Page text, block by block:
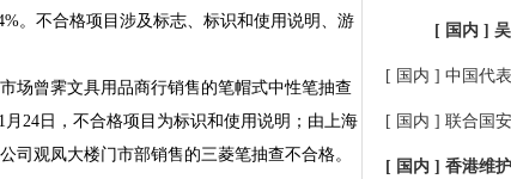
。不合格项目涉及标志、标识和使用说明、游
场曾霁文具用品商行销售的笔帽式中性笔抽查
24日，不合格项目为标识和使用说明；由上海
司观凤大楼门市部销售的三菱笔抽查不合格。
[ 国内 ]
[ 国内 ] 中国代
[ 国内 ] 联合国
[ 国内 ] 香港维